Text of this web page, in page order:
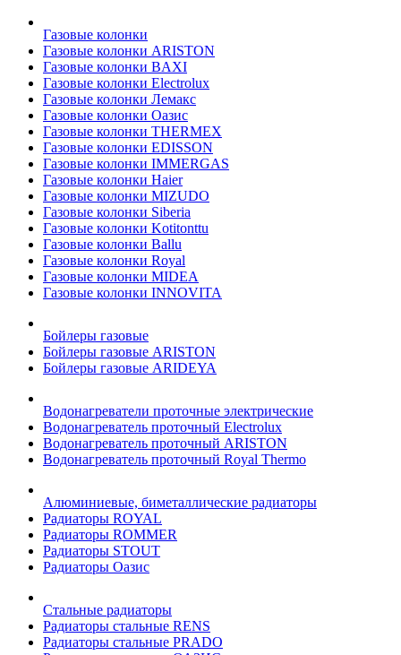
Газовые колонки
Газовые колонки ARISTON
Газовые колонки BAXI
Газовые колонки Electrolux
Газовые колонки Лемакс
Газовые колонки Оазис
Газовые колонки THERMEX
Газовые колонки EDISSON
Газовые колонки IMMERGAS
Газовые колонки Haier
Газовые колонки MIZUDO
Газовые колонки Siberia
Газовые колонки Kotitonttu
Газовые колонки Ballu
Газовые колонки Royal
Газовые колонки MIDEA
Газовые колонки INNOVITA
Бойлеры газовые
Бойлеры газовые ARISTON
Бойлеры газовые ARIDEYA
Водонагреватели проточные электрические
Водонагреватель проточный Electrolux
Водонагреватель проточный ARISTON
Водонагреватель проточный Royal Thermo
Алюминиевые, биметаллические радиаторы
Радиаторы ROYAL
Радиаторы ROMMER
Радиаторы STOUT
Радиаторы Оазис
Стальные радиаторы
Радиаторы стальные RENS
Радиаторы стальные PRADO